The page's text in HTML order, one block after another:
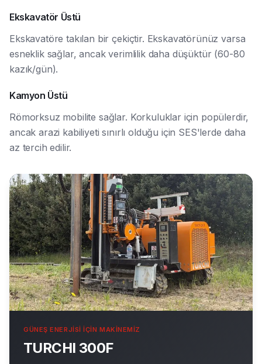
Ekskavatör Üstü
Ekskavatöre takılan bir çekiçtir. Ekskavatörünüz varsa
esneklik sağlar, ancak verimlilik daha düşüktür (60-80
kazık/gün).
Kamyon Üstü
Römorksuz mobilite sağlar. Korkuluklar için popülerdir,
ancak arazi kabiliyeti sınırlı olduğu için SES'lerde daha
az tercih edilir.
GÜNEŞ ENERJISI IÇIN MAKINEMIZ
TURCHI 300F